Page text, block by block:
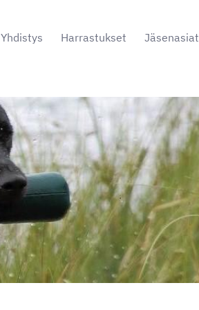
Yhdistys Harrastukset Jäsenasiat